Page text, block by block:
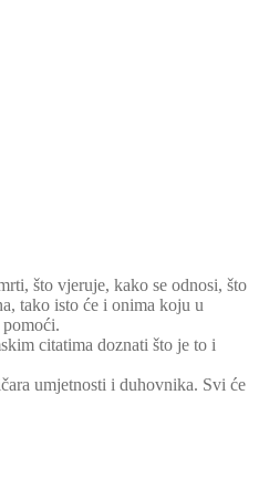
što vjeruje, kako se odnosi, što
tako isto će i onima koju u
citatima doznati što je to i
umjetnosti i duhovnika. Svi će